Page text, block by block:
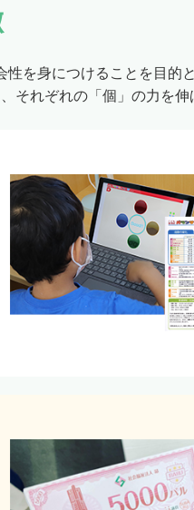
を身につけることを目的と
それぞれの「個」の力を伸